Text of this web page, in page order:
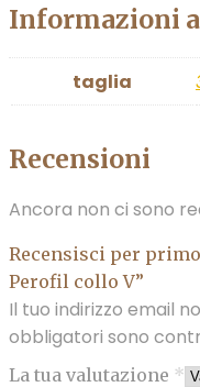
Informazioni
taglia
Recensioni
Ancora non ci sono
Recensisci per
Perofil collo V”
Il tuo indirizzo email
obbligatori sono
La tua valutazione *